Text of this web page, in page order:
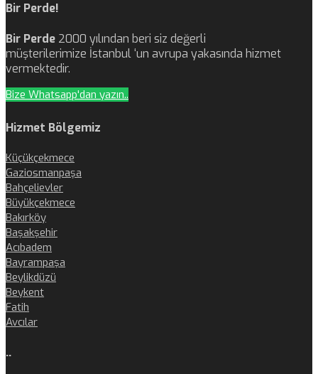
Bir Perde!
Bir Perde 2000 yılından beri siz değerli
müşterilerimize İstanbul ‘un avrupa yakasında hizmet
vermektedir.
Bize Whatsapp'dan yazın..
Hizmet Bölgemiz
Küçükçekmece
Gaziosmanpaşa
Bahçelievler
Büyükçekmece
Bakırköy
Başakşehir
Acıbadem
Bayrampaşa
Beylikdüzü
Beykent
Fatih
Avcılar
..